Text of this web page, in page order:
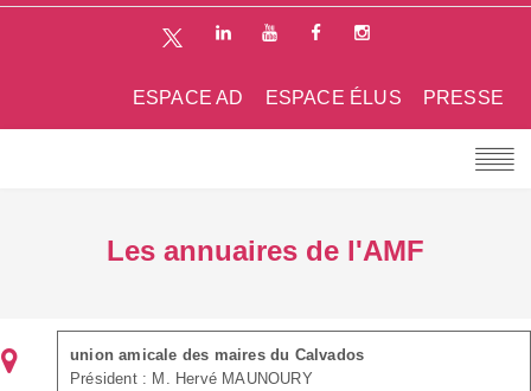
PRESSE
ESPACE ÉLUS
ESPACE AD
Les annuaires de l'AMF
union amicale des maires du Calvados
Président : M. Hervé MAUNOURY